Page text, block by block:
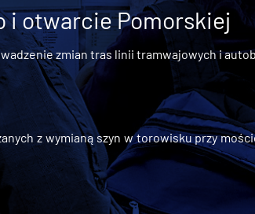
i otwarcie Pomorskiej
zmian tras linii tramwajowych i
z wymianą szyn w torowisku przy